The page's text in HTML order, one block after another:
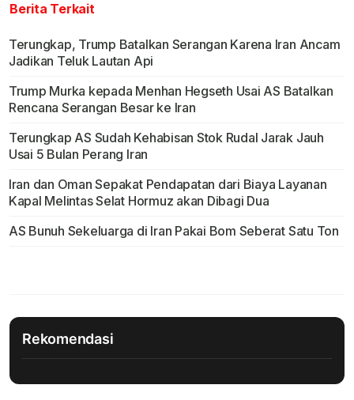
Berita Terkait
Terungkap, Trump Batalkan Serangan Karena Iran Ancam
Jadikan Teluk Lautan Api
Trump Murka kepada Menhan Hegseth Usai AS Batalkan
Rencana Serangan Besar ke Iran
Terungkap AS Sudah Kehabisan Stok Rudal Jarak Jauh
Usai 5 Bulan Perang Iran
Iran dan Oman Sepakat Pendapatan dari Biaya Layanan
Kapal Melintas Selat Hormuz akan Dibagi Dua
AS Bunuh Sekeluarga di Iran Pakai Bom Seberat Satu Ton
Rekomendasi